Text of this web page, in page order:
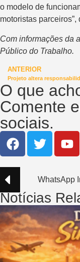
o modelo de
motoristas parceiros”,
Com informações da
Público do Trabalho.
ANTERIOR
O que
Comente
sociais.
Notícias